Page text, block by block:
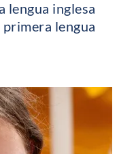
lengua inglesa
lengua